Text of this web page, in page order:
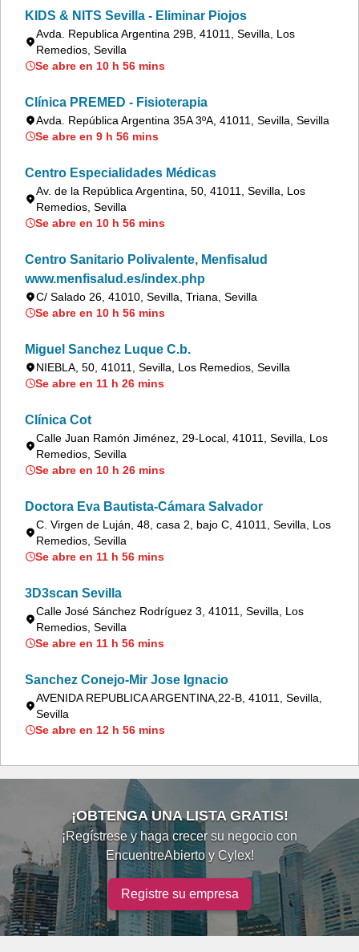
KIDS & NITS Sevilla - Eliminar Piojos
Avda. Republica Argentina 29B, 41011, Sevilla, Los
Remedios, Sevilla
Se abre en 10 h 56 mins
Clínica PREMED - Fisioterapia
Avda. República Argentina 35A 3ºA, 41011, Sevilla, Sevilla
Se abre en 9 h 56 mins
Centro Especialidades Médicas
Av. de la República Argentina, 50, 41011, Sevilla, Los
Remedios, Sevilla
Se abre en 10 h 56 mins
Centro Sanitario Polivalente, Menfisalud
www.menfisalud.es/index.php
C/ Salado 26, 41010, Sevilla, Triana, Sevilla
Se abre en 10 h 56 mins
Miguel Sanchez Luque C.b.
NIEBLA, 50, 41011, Sevilla, Los Remedios, Sevilla
Se abre en 11 h 26 mins
Clínica Cot
Calle Juan Ramón Jiménez, 29-Local, 41011, Sevilla, Los
Remedios, Sevilla
Se abre en 10 h 26 mins
Doctora Eva Bautista-Cámara Salvador
C. Virgen de Luján, 48, casa 2, bajo C, 41011, Sevilla, Los
Remedios, Sevilla
Se abre en 11 h 56 mins
3D3scan Sevilla
Calle José Sánchez Rodríguez 3, 41011, Sevilla, Los
Remedios, Sevilla
Se abre en 11 h 56 mins
Sanchez Conejo-Mir Jose Ignacio
AVENIDA REPUBLICA ARGENTINA,22-B, 41011, Sevilla,
Sevilla
Se abre en 12 h 56 mins
¡OBTENGA UNA LISTA GRATIS!
¡Regístrese y haga crecer su negocio con
EncuentreAbierto y Cylex!
Registre su empresa